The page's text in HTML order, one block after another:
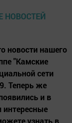
новости нашего
"Камские
сети
Теперь же
и в
интересные
узнать в